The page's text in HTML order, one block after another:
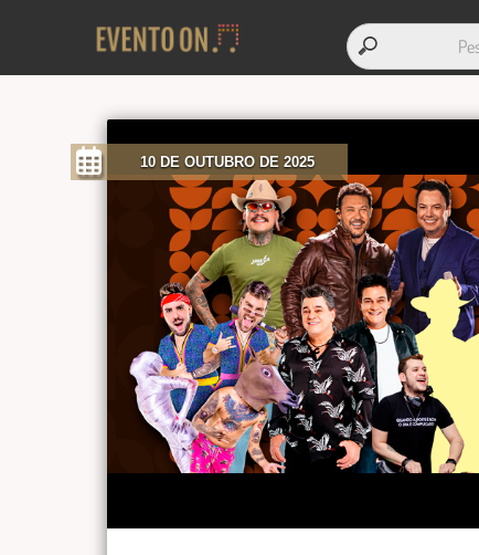
10 DE OUTUBRO DE 2025